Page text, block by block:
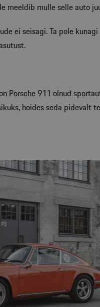
mulle selle auto
ei seisagi. Ta pole
911 olnud
hoides seda pidevalt